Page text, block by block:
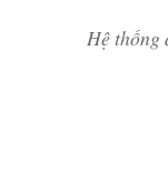
Hệ thống